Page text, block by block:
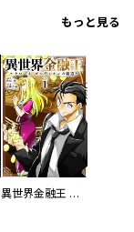
もっと見る
異世界金融王 ～クローネ・ゴルディオンの覇道～